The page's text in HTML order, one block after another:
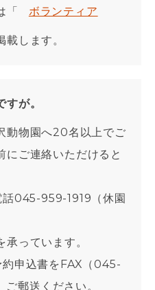
「 ボランティア
載します。
が。
動物園へ20名以上でご
にご連絡いただけると
045-959-1919（休園
っています。
申込書をFAX（045-
郵送ください。